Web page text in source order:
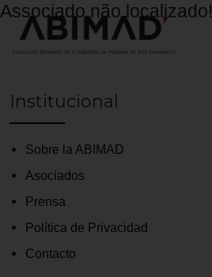
Associado não localizado!
Institucional
Sobre la ABIMAD
Asociados
Prensa
Política de Privacidad
Contacto